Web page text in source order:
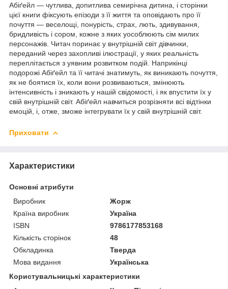
Абіґейл — чутлива, допитлива семирічна дитина, і сторінки
цієї книги фіксують епізоди з її життя та оповідають про її
почуття — веселощі, понурість, страх, лють, здивування,
бридливість і сором, кожне з яких уособлюють сім милих
персонажів. Читач поринає у внутрішній світ дівчинки,
переданий через захопливі ілюстрації, у яких реальність
переплітається з уявним розвитком подій. Наприкінці
подорожі Абіґейл та її читачі знатимуть, як виникають почуття,
як не боятися їх, коли вони розвиваються, змінюють
інтенсивність і зникають у нашій свідомості, і як впустити їх у
свій внутрішній світ. Абіґейл навчиться розрізняти всі відтінки
емоцій, і, отже, зможе інтегрувати їх у свій внутрішній світ.
Приховати
Характеристики
Основні атрибути
Виробник
Жорж
Країна виробник
Україна
ISBN
9786177853168
Кількість сторінок
48
Обкладинка
Тверда
Мова видання
Українська
Користувальницькі характеристики